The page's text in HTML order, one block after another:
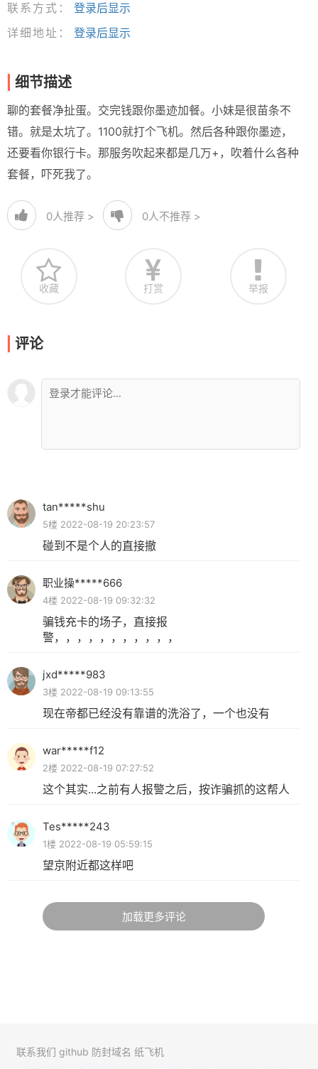
联系方式：
登录后显示
详细地址：
登录后显示
细节描述
聊的套餐净扯蛋。交完钱跟你墨迹加餐。小妹是很苗条不
错。就是太坑了。1100就打个飞机。然后各种跟你墨迹，
还要看你银行卡。那服务吹起来都是几万+，吹着什么各种
套餐，吓死我了。
0人推荐 > 0人不推荐 >
收藏 打赏 举报
评论
tan*****shu
5楼 2022-08-19 20:23:57
碰到不是个人的直接撤
职业操*****666
4楼 2022-08-19 09:32:32
骗钱充卡的场子，直接报
警，，，，，，，，，，，
jxd*****983
3楼 2022-08-19 09:13:55
现在帝都已经没有靠谱的洗浴了，一个也没有
war*****f12
2楼 2022-08-19 07:27:52
这个其实...之前有人报警之后，按诈骗抓的这帮人
Tes*****243
1楼 2022-08-19 05:59:15
望京附近都这样吧
加载更多评论
联系我们 github 防封域名 纸飞机